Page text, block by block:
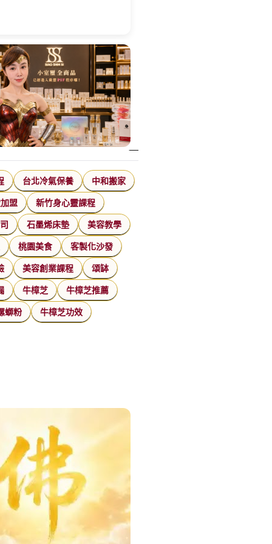
台北冷氣保養 中和搬家
盟 新竹身心靈課程
石墨烯床墊 美容教學
桃園美食 客製化沙發
美容創業課程 頌缽
牛樟芝 牛樟芝推薦
螄粉 牛樟芝功效